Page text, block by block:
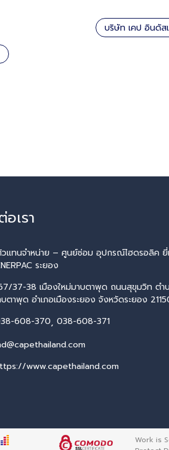
บริษัท เคป อินดัส
เรา
แทนจำหน่าย – ศูนย์ซ่อม อุปกรณ์ไฮดรอลิค
ระยอง
37-38 เมืองใหม่มาบตาพุด ถนนสุขุมวิท ตำ
ตาพุด อำเภอเมืองระยอง จังหวัดระยอง
608-370, 038-608-371
www.capethailand.com
Work is